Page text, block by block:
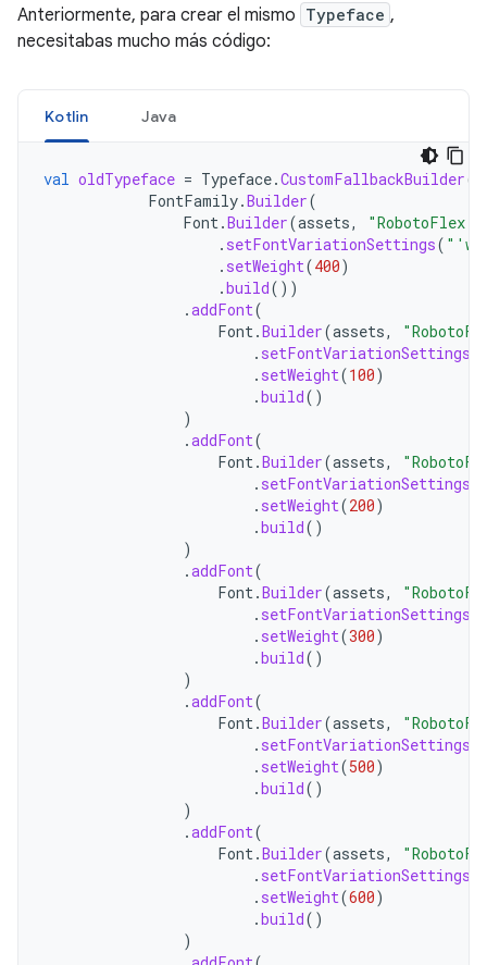
Anteriormente, para crear el mismo Typeface ,
necesitabas mucho más código:
Kotlin Java
val oldTypeface = Typeface.CustomFallbackBuilder(
FontFamily.Builder(
Font.Builder(assets,
. setFontVariationSettings(
. setWeight(400)
.build())
.addFont(
Font.Builder(assets,
. setFontVariationSettings
. setWeight(100)
.build()
)
.addFont(
Font.Builder(assets,
. setFontVariationSettings
. setWeight(200)
.build()
)
.addFont(
Font.Builder(assets,
. setFontVariationSettings
. setWeight(300)
.build()
)
.addFont(
Font.Builder(assets,
. setFontVariationSettings
. setWeight(500)
.build()
)
.addFont(
Font.Builder(assets,
. setFontVariationSettings
. setWeight(600)
.build()
)